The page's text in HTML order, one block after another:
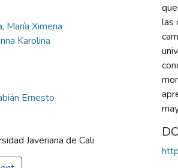
María Ximena
Karolina
Ernesto
Javeriana de Cali
las